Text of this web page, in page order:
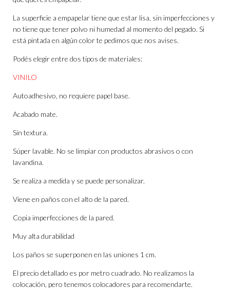
La superficie a empapelar tiene que estar lisa, sin imperfecciones y
no tiene que tener polvo ni humedad al momento del pegado. Si
está pintada en algún color te pedimos que nos avises.
Podés elegir entre dos tipos de materiales:
VINILO
Autoadhesivo, no requiere papel base.
Acabado mate.
Sin textura.
Súper lavable. No se limpiar con productos abrasivos o con
lavandina.
Se realiza a medida y se puede personalizar.
Viene en paños con el alto de la pared.
Copia imperfecciones de la pared.
Muy alta durabilidad
Los paños se superponen en las uniones 1 cm.
El precio detallado es por metro cuadrado. No realizamos la
colocación, pero tenemos colocadores para recomendarte.